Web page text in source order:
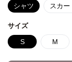
シャツ スカー
サイズ
S M